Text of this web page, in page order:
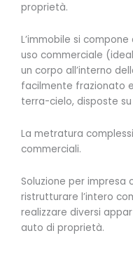
proprietà.
L’immobile si
uso commerciale
un corpo all’interno
facilmente frazionato
terra-cielo, disposte
La metratura
commerciali.
Soluzione per
ristrutturare l’intero
realizzare diversi
auto di proprietà.